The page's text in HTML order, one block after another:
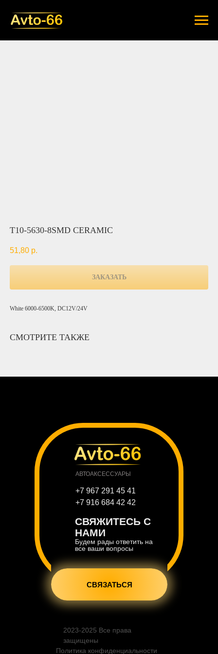
T10-5630-8SMD CERAMIC
51,80 р.
ЗАКАЗАТЬ
White 6000-6500K, DC12V/24V
СМОТРИТЕ ТАКЖЕ
2023-2025 Все права
защищены
Политика конфиденциальности
СВЯЗАТЬСЯ
Будем рады ответить на
все ваши вопросы
СВЯЖИТЕСЬ С
НАМИ
АВТОАКСЕССУАРЫ
+7 967 291 45 41
+7 916 684 42 42